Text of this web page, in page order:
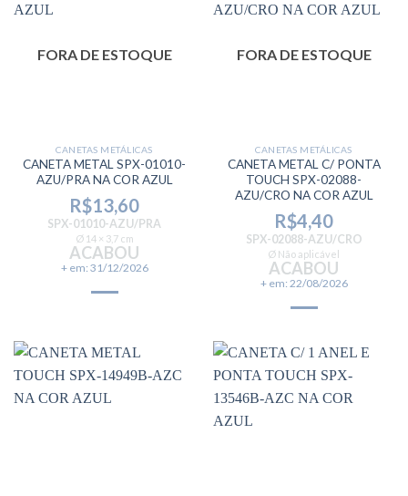
FORA DE ESTOQUE
CANETAS METÁLICAS
CANETA METAL SPX-01010-
AZU/PRA NA COR AZUL
R$13,60
SPX-01010-AZU/PRA
Ø 14 × 3,7 cm
ACABOU
+ em: 31/12/2026
FORA DE ESTOQUE
CANETAS METÁLICAS
CANETA METAL C/ PONTA
TOUCH SPX-02088-
AZU/CRO NA COR AZUL
R$4,40
SPX-02088-AZU/CRO
Ø Não aplicável
ACABOU
+ em: 22/08/2026